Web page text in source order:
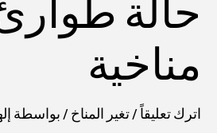
حالة
مناخية
اترك تعليقاً / تغير المناخ / بواسطة